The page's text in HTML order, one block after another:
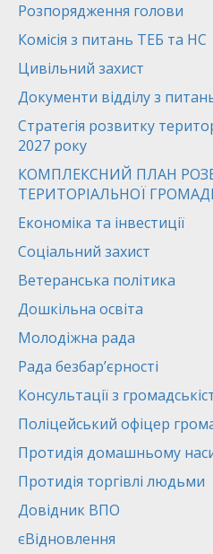
Розпорядження голови
Комісія з питань ТЕБ та НС
Цивільний захист
Документи відділу з
Стратегія розвитку
2027 року
КОМПЛЕКСНИЙ ПЛАН
ТЕРИТОРІАЛЬНОЇ
Економіка та інвестиції
Соціальний захист
Ветеранська політика
Дошкільна освіта
Молодіжна рада
Рада безбар’єрності
Консультації з
Поліцейський офіцер
Протидія домашньому
Протидія торгівлі людьми
Довідник ВПО
єВідновлення